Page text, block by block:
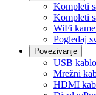
Kompleti
Kompleti
WiFi
Pogledaj
Povezivanje
USB
Mrežni
HDMI